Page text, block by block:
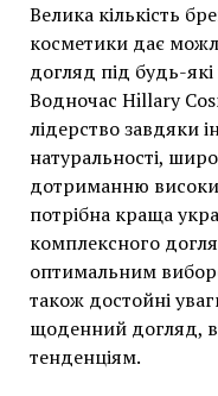
Велика кількість
косметики дає
догляд під будь-які
Водночас Hillary
лідерство завдяки
натуральності,
дотриманню
потрібна краща
комплексного
оптимальним
також достойні
щоденний догляд,
тенденціям.